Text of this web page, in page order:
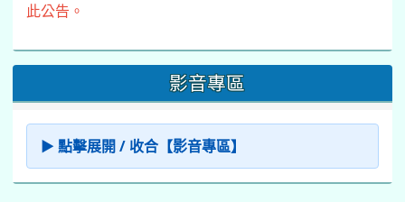
此公告。
影音專區
▶ 點擊展開 / 收合【影音專區】